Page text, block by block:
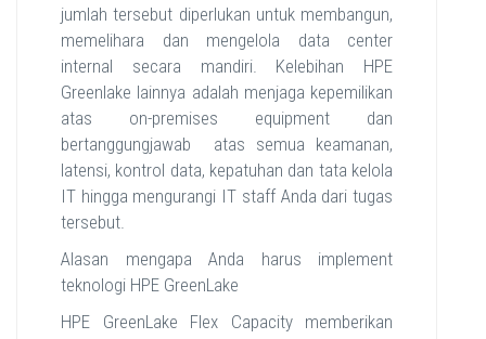
jumlah tersebut diperlukan untuk membangun,
memelihara dan mengelola data center
internal secara mandiri. Kelebihan HPE
Greenlake lainnya adalah menjaga kepemilikan
atas on-premises equipment dan
bertanggungjawab atas semua keamanan,
latensi, kontrol data, kepatuhan dan tata kelola
IT hingga mengurangi IT staff Anda dari tugas
tersebut.
Alasan mengapa Anda harus implement
teknologi HPE GreenLake
HPE GreenLake Flex Capacity memberikan